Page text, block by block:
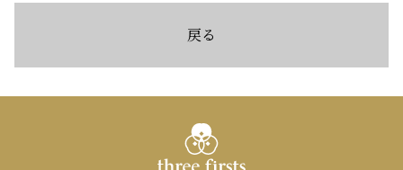
戻る